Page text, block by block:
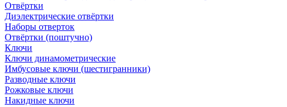
Отвёртки
Диэлектрические отвёртки
Наборы отверток
Отвёртки (поштучно)
Ключи
Ключи динамометрические
Имбусовые ключи (шестигранники)
Разводные ключи
Рожковые ключи
Накидные ключи